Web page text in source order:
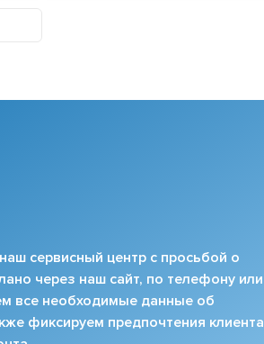
сервисный центр с просьбой о
через наш сайт, по телефону или
все необходимые данные об
фиксируем предпочтения клиента